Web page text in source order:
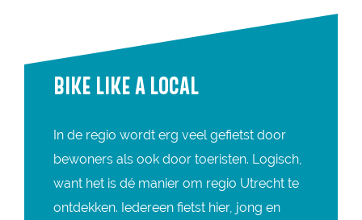
BIKE LIKE A LOCAL
In de regio wordt erg veel gefietst door
bewoners als ook door toeristen. Logisch,
want het is dé manier om regio Utrecht te
ontdekken. Iedereen fietst hier, jong en